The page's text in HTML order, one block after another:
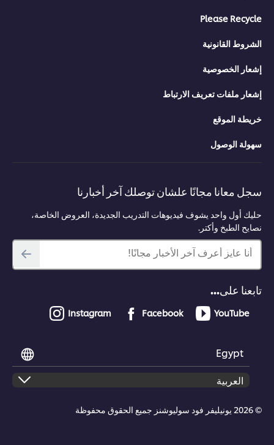
Please Recycle
الشروط القانونية
إشعار الخصوصية
إشعار ملفات تعريف الارتباط
خريطة الموقع
سهولة الوصول
سجل معانا مجانًا علشان توصلك آخر أخبارنا
حليك أول واحد يشوف فيديوهات التدريب الجديدة، العروض الخاصة،
نصايح الطبخ وأكتر.
أنا عايز أعرف آخر الأخبار مجانًا!
تابعنا على...
YouTube
Facebook
Instagram
Egypt
© 2026 يونيليفر فود سوليوشنز جميع الحقوق محفوظة